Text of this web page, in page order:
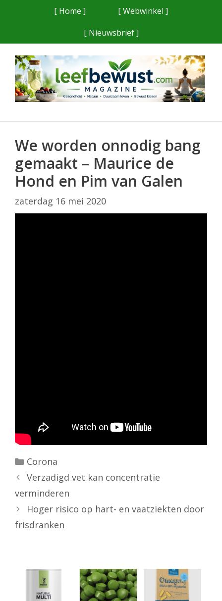
[ Home ]
[ Webwinkel ]
[ Nieuwsbrief ]
We worden onnodig bang
gemaakt – Maurice de
Hond en Pim van Galen
zaterdag 16 mei 2020
Categorieën
Corona
Verzadigd vet kan concentratie
verminderen
Hoger risico op hart- en vaatziekten door
frisdranken